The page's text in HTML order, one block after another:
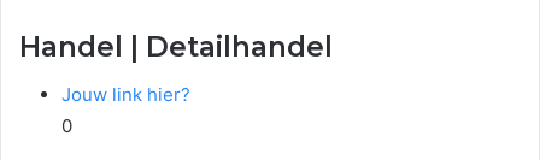
Handel | Detailhandel
Jouw link hier?
0